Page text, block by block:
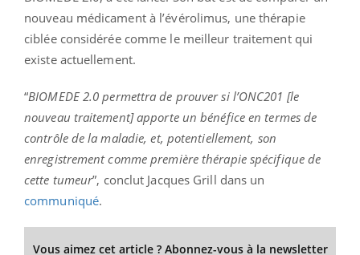
nouveau médicament à l’évérolimus, une thérapie
ciblée considérée comme le meilleur traitement qui
existe actuellement.
“BIOMEDE 2.0 permettra de prouver si l’ONC201 [le
nouveau traitement] apporte un bénéfice en termes de
contrôle de la maladie, et, potentiellement, son
enregistrement comme première thérapie spécifique de
cette tumeur”, conclut Jacques Grill dans un
communiqué.
Vous aimez cet article ? Abonnez-vous à la newsletter